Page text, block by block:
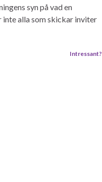
syn på vad en
inte alla som skickar inviter
Intressant?